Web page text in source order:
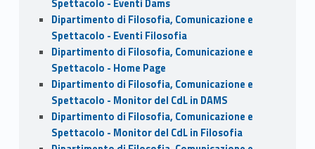
Spettacolo - Eventi Dams
Dipartimento di Filosofia, Comunicazione e
Spettacolo - Eventi Filosofia
Dipartimento di Filosofia, Comunicazione e
Spettacolo - Home Page
Dipartimento di Filosofia, Comunicazione e
Spettacolo - Monitor del CdL in DAMS
Dipartimento di Filosofia, Comunicazione e
Spettacolo - Monitor del CdL in Filosofia